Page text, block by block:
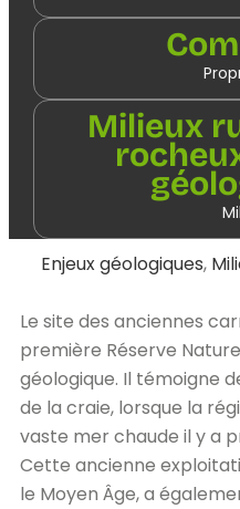
Milieux
Enjeux géologiques,
Le site des anciennes
première Réserve
géologique. Il témoigne
de la craie, lorsque la
vaste mer chaude il y a
Cette ancienne
le Moyen Âge, a